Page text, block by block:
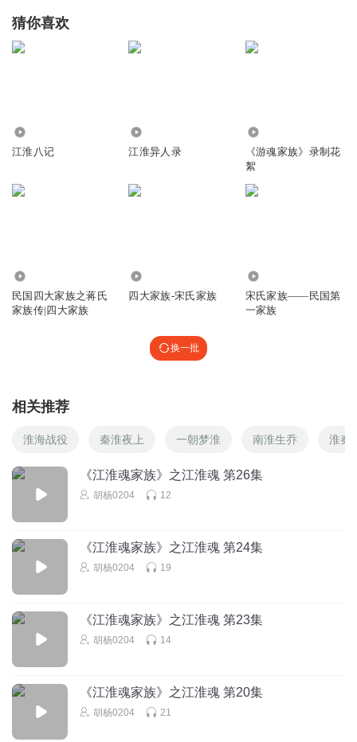
猜你喜欢
江淮八记 江淮异人录
《游魂家族》录制花
絮
民国四大家族之蒋氏
家族传|四大家族
四大家族-宋氏家族
宋氏家族——民国第
一家族
换一批
相关推荐
淮海战役 秦淮夜上 一朝梦淮 南淮生乔 淮秦
《江淮魂家族》之江淮魂 第26集
胡杨0204 12
《江淮魂家族》之江淮魂 第24集
胡杨0204 19
《江淮魂家族》之江淮魂 第23集
胡杨0204 14
《江淮魂家族》之江淮魂 第20集
胡杨0204 21